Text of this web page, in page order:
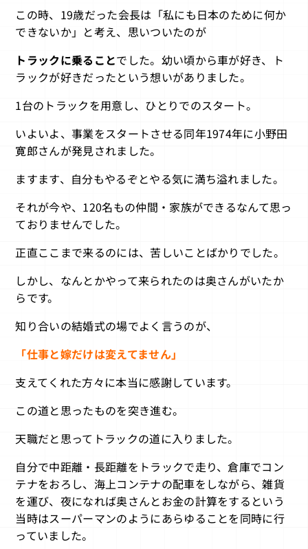
この時、19歳だった会長は「私にも日本のために何か
できないか」と考え、思いついたのが
トラックに乗ることでした。幼い頃から車が好き、ト
ラックが好きだったという想いがありました。
1台のトラックを用意し、ひとりでのスタート。
いよいよ、事業をスタートさせる同年1974年に小野田
寛郎さんが発見されました。
ますます、自分もやるぞとやる気に満ち溢れました。
それが今や、120名もの仲間・家族ができるなんて思っ
ておりませんでした。
正直ここまで来るのには、苦しいことばかりでした。
しかし、なんとかやって来られたのは奥さんがいたか
らです。
知り合いの結婚式の場でよく言うのが、
「仕事と嫁だけは変えてません」
支えてくれた方々に本当に感謝しています。
この道と思ったものを突き進む。
天職だと思ってトラックの道に入りました。
自分で中距離・長距離をトラックで走り、倉庫でコン
テナをおろし、海上コンテナの配車をしながら、雑貨
を運び、夜になれば奥さんとお金の計算をするという
当時はスーパーマンのようにあらゆることを同時に行
っていました。